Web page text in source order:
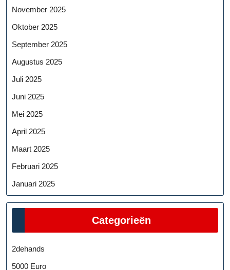
November 2025
Oktober 2025
September 2025
Augustus 2025
Juli 2025
Juni 2025
Mei 2025
April 2025
Maart 2025
Februari 2025
Januari 2025
Categorieën
2dehands
5000 Euro